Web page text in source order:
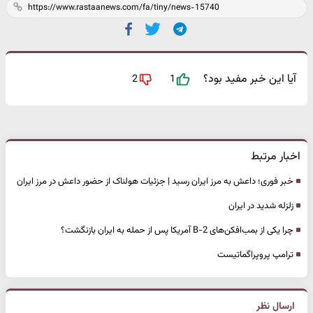
آیا این خبر مفید بود؟ 1
2
اخبار مرتبط
خبر فوری؛ داعش به مرز ایران رسید | جزئیات هولناک از حضور داعش در مرز ایران
زلزله شدید در ایران
چرا یکی از بمب‌افکن‌های B-2 آمریکا پس از حمله به ایران بازنگشت؟
ترامپ پروپراگماتیست
ارسال نظر